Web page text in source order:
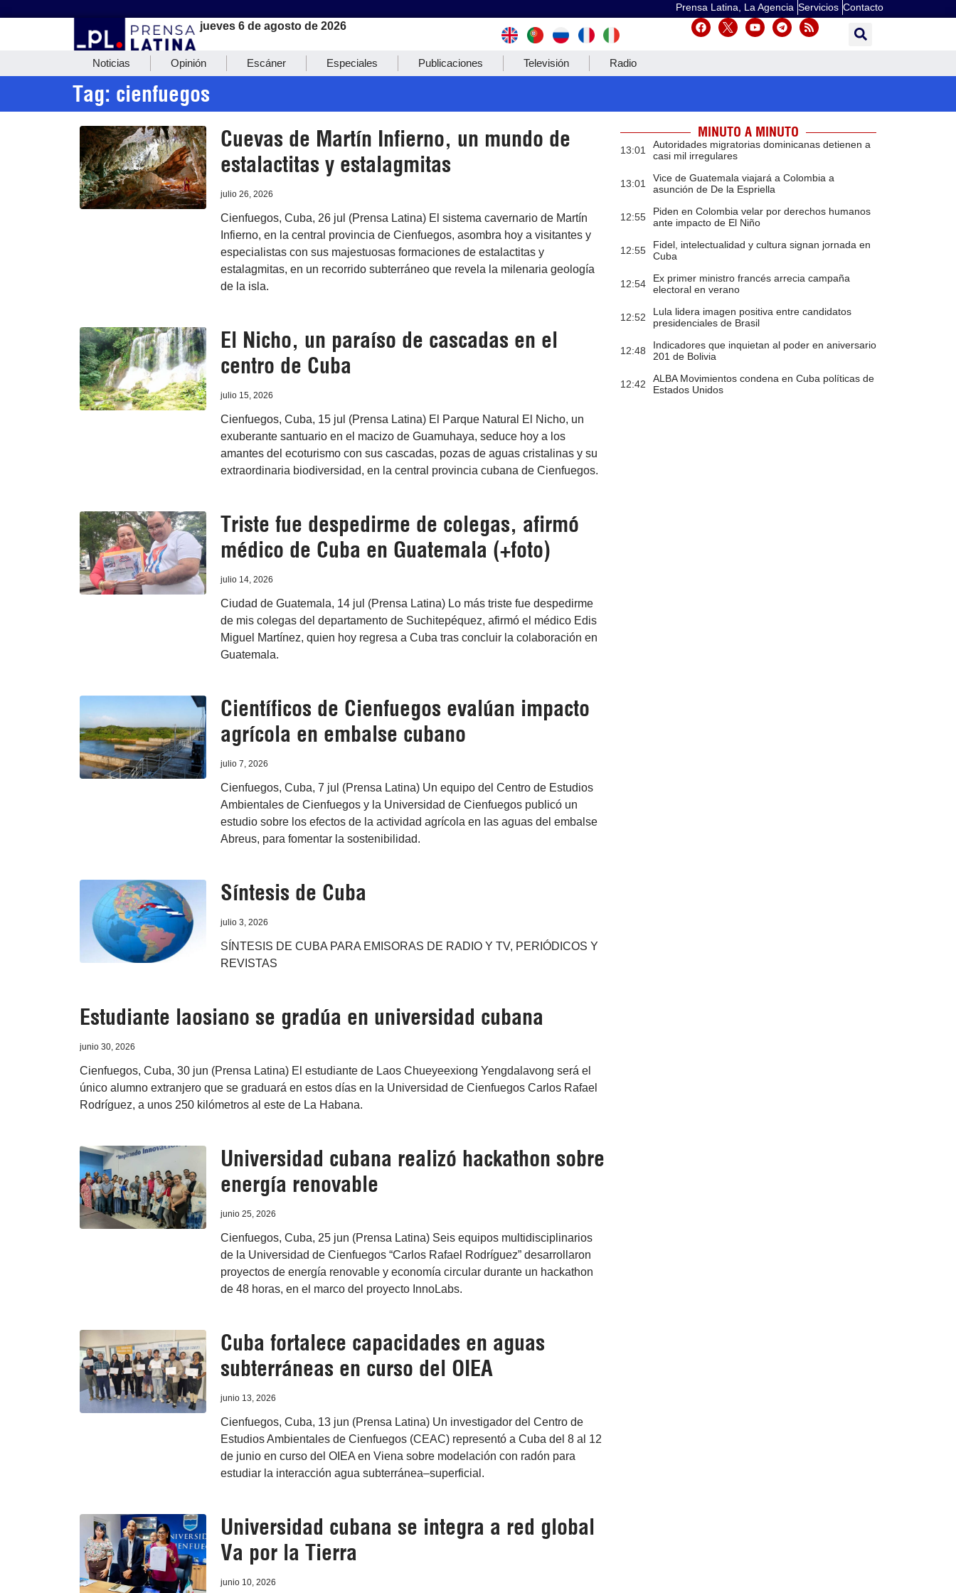
Prensa Latina, La Agencia Servicios Contacto
jueves 6 de agosto de 2026
Noticias Opinión Escáner Especiales Publicaciones Televisión Radio
Tag: cienfuegos
Cuevas de Martín Infierno, un mundo de
estalactitas y estalagmitas
julio 26, 2026
Cienfuegos, Cuba, 26 jul (Prensa Latina) El sistema cavernario de Martín
Infierno, en la central provincia de Cienfuegos, asombra hoy a visitantes y
especialistas con sus majestuosas formaciones de estalactitas y
estalagmitas, en un recorrido subterráneo que revela la milenaria geología
de la isla.
El Nicho, un paraíso de cascadas en el
centro de Cuba
julio 15, 2026
Cienfuegos, Cuba, 15 jul (Prensa Latina) El Parque Natural El Nicho, un
exuberante santuario en el macizo de Guamuhaya, seduce hoy a los
amantes del ecoturismo con sus cascadas, pozas de aguas cristalinas y su
extraordinaria biodiversidad, en la central provincia cubana de Cienfuegos.
Triste fue despedirme de colegas, afirmó
médico de Cuba en Guatemala (+foto)
julio 14, 2026
Ciudad de Guatemala, 14 jul (Prensa Latina) Lo más triste fue despedirme
de mis colegas del departamento de Suchitepéquez, afirmó el médico Edis
Miguel Martínez, quien hoy regresa a Cuba tras concluir la colaboración en
Guatemala.
Científicos de Cienfuegos evalúan impacto
agrícola en embalse cubano
julio 7, 2026
Cienfuegos, Cuba, 7 jul (Prensa Latina) Un equipo del Centro de Estudios
Ambientales de Cienfuegos y la Universidad de Cienfuegos publicó un
estudio sobre los efectos de la actividad agrícola en las aguas del embalse
Abreus, para fomentar la sostenibilidad.
Síntesis de Cuba
julio 3, 2026
SÍNTESIS DE CUBA PARA EMISORAS DE RADIO Y TV, PERIÓDICOS Y
REVISTAS
Estudiante laosiano se gradúa en universidad cubana
junio 30, 2026
Cienfuegos, Cuba, 30 jun (Prensa Latina) El estudiante de Laos Chueyeexiong Yengdalavong será el
único alumno extranjero que se graduará en estos días en la Universidad de Cienfuegos Carlos Rafael
Rodríguez, a unos 250 kilómetros al este de La Habana.
Universidad cubana realizó hackathon sobre
energía renovable
junio 25, 2026
Cienfuegos, Cuba, 25 jun (Prensa Latina) Seis equipos multidisciplinarios
de la Universidad de Cienfuegos “Carlos Rafael Rodríguez” desarrollaron
proyectos de energía renovable y economía circular durante un hackathon
de 48 horas, en el marco del proyecto InnoLabs.
Cuba fortalece capacidades en aguas
subterráneas en curso del OIEA
junio 13, 2026
Cienfuegos, Cuba, 13 jun (Prensa Latina) Un investigador del Centro de
Estudios Ambientales de Cienfuegos (CEAC) representó a Cuba del 8 al 12
de junio en curso del OIEA en Viena sobre modelación con radón para
estudiar la interacción agua subterránea–superficial.
Universidad cubana se integra a red global
Va por la Tierra
junio 10, 2026
MINUTO A MINUTO
13:01
Autoridades migratorias dominicanas detienen a
casi mil irregulares
13:01
Vice de Guatemala viajará a Colombia a
asunción de De la Espriella
12:55
Piden en Colombia velar por derechos humanos
ante impacto de El Niño
12:55
Fidel, intelectualidad y cultura signan jornada en
Cuba
12:54
Ex primer ministro francés arrecia campaña
electoral en verano
12:52
Lula lidera imagen positiva entre candidatos
presidenciales de Brasil
12:48
Indicadores que inquietan al poder en aniversario
201 de Bolivia
12:42
ALBA Movimientos condena en Cuba políticas de
Estados Unidos